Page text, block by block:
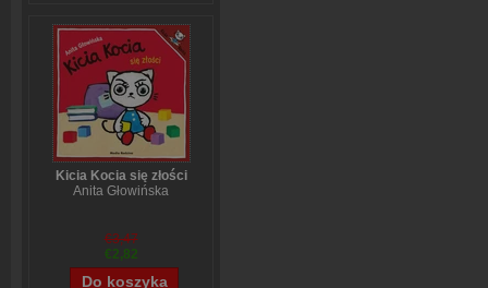
Kicia Kocia się złości
Anita Głowińska
€3,47
€2,82